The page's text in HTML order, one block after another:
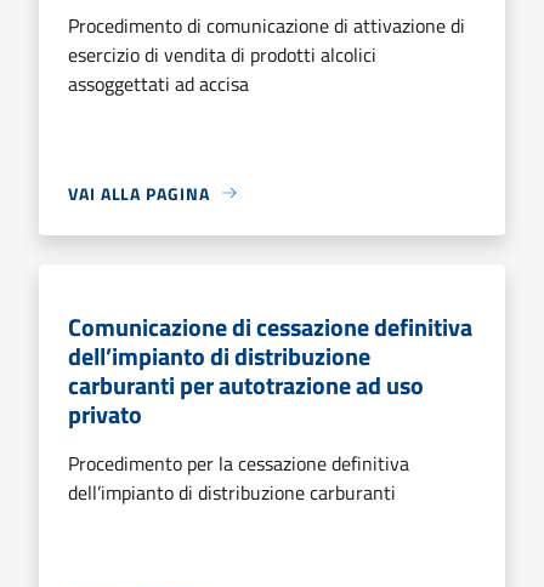
Procedimento di comunicazione di attivazione di
esercizio di vendita di prodotti alcolici
assoggettati ad accisa
VAI ALLA PAGINA
Comunicazione di cessazione definitiva
dell’impianto di distribuzione
carburanti per autotrazione ad uso
privato
Procedimento per la cessazione definitiva
dell’impianto di distribuzione carburanti